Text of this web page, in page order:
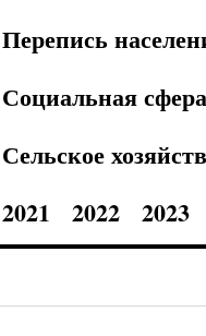
Перепись
Социальная сфера
Сельское
2021
2022 2023